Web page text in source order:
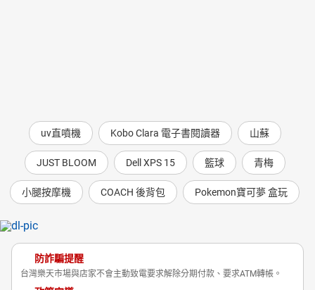
uv直噴機 Kobo Clara 電子書閱讀器 山蘇
JUST BLOOM Dell XPS 15 籃球 青梅
小腿按摩機 COACH 後背包 Pokemon寶可夢 盒玩
防詐騙提醒
台灣樂天市場與店家不會主動致電要求解除分期付款、要求ATM轉帳。